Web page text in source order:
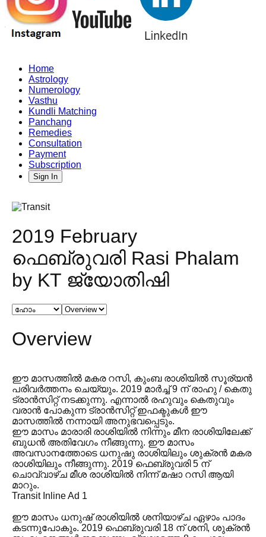
Home
Astrology
Numerology
Vasthu
Kundli Matching
Panchang
Remedies
Consultation
Payment
Subscription
Sign In
2019 February
ഫെബ്രുവരി Rasi Phalam
by KT ജ്യോതിഷി
Overview
ഈ മാസത്തിൽ മകര റസി, കുംബ രാശിയിൽ സൂര്യൻ
പരിവർത്തനം ചെയ്യും. 2019 മാർച്ച് 9 ന് രാഹു / കെതു
ട്രാൻസിറ്റ് നടക്കുന്നു. എന്നാൽ രഹുവും കെതുവും
വരാൻ പോകുന്ന ട്രാൻസിറ്റ് ഇഫക്ടുകൾ ഈ
മാസത്തിൽ നന്നായി അനുഭവപ്പെടും.
ഈ മാസം മാരാരി രാശിയിൽ നിന്നും മീന രാശിയിലേക്ക്
ബുധൻ അതിവേഗം നീങ്ങുന്നു. ഈ മാസം
അവസാനത്തോടെ ധനുഷു രാശിയിലും ശുക്രൻ മകര
രാശിയിലും നീങ്ങുന്നു. 2019 ഫെബ്രുവരി 5 ന്
ചൊവ്വാഴ്ച മീശ രാശിയിൽ നിന്ന് മഷാ റസി ആയി
മാറും.
Transit Inline Ad 1
ഈ മാസം ധനുഷ് രാശിയിൽ ശനിയാഴ്ച ഏഴാം പാദം
കടന്നുപോകും. 2019 ഫെബ്രുവരി 18 ന് ശനി, ശുക്രൻ